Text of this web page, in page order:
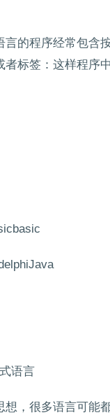
的程序经常包含
标签：这样程序
语言
，很多语言可能